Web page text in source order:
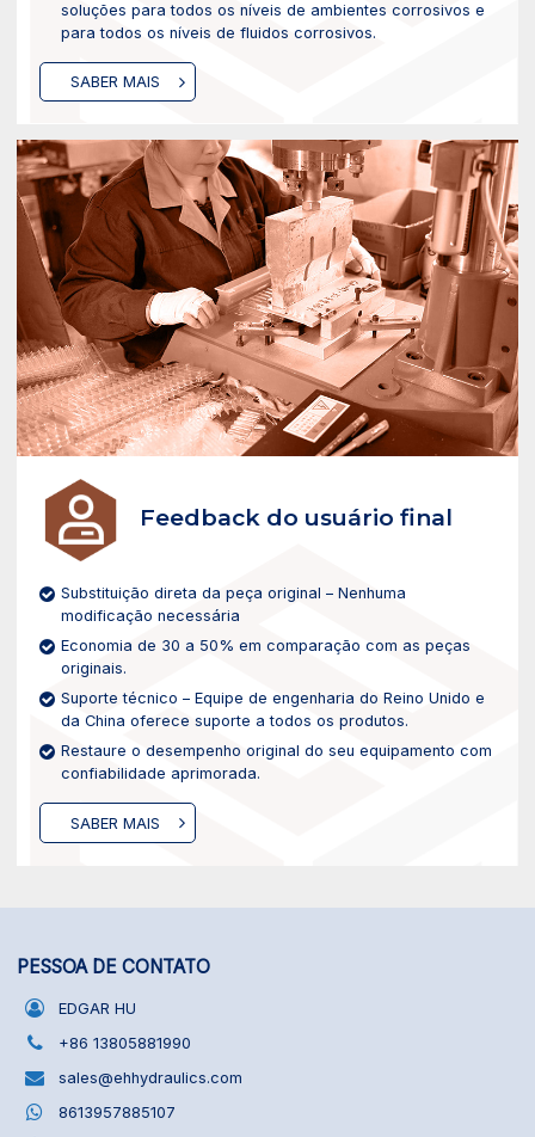
soluções para todos os níveis de ambientes corrosivos e
para todos os níveis de fluidos corrosivos.
SABER MAIS
Feedback do usuário final
Substituição direta da peça original – Nenhuma
modificação necessária
Economia de 30 a 50% em comparação com as peças
originais.
Suporte técnico – Equipe de engenharia do Reino Unido e
da China oferece suporte a todos os produtos.
Restaure o desempenho original do seu equipamento com
confiabilidade aprimorada.
SABER MAIS
PESSOA DE CONTATO
EDGAR HU
+86 13805881990
sales@ehhydraulics.com
8613957885107